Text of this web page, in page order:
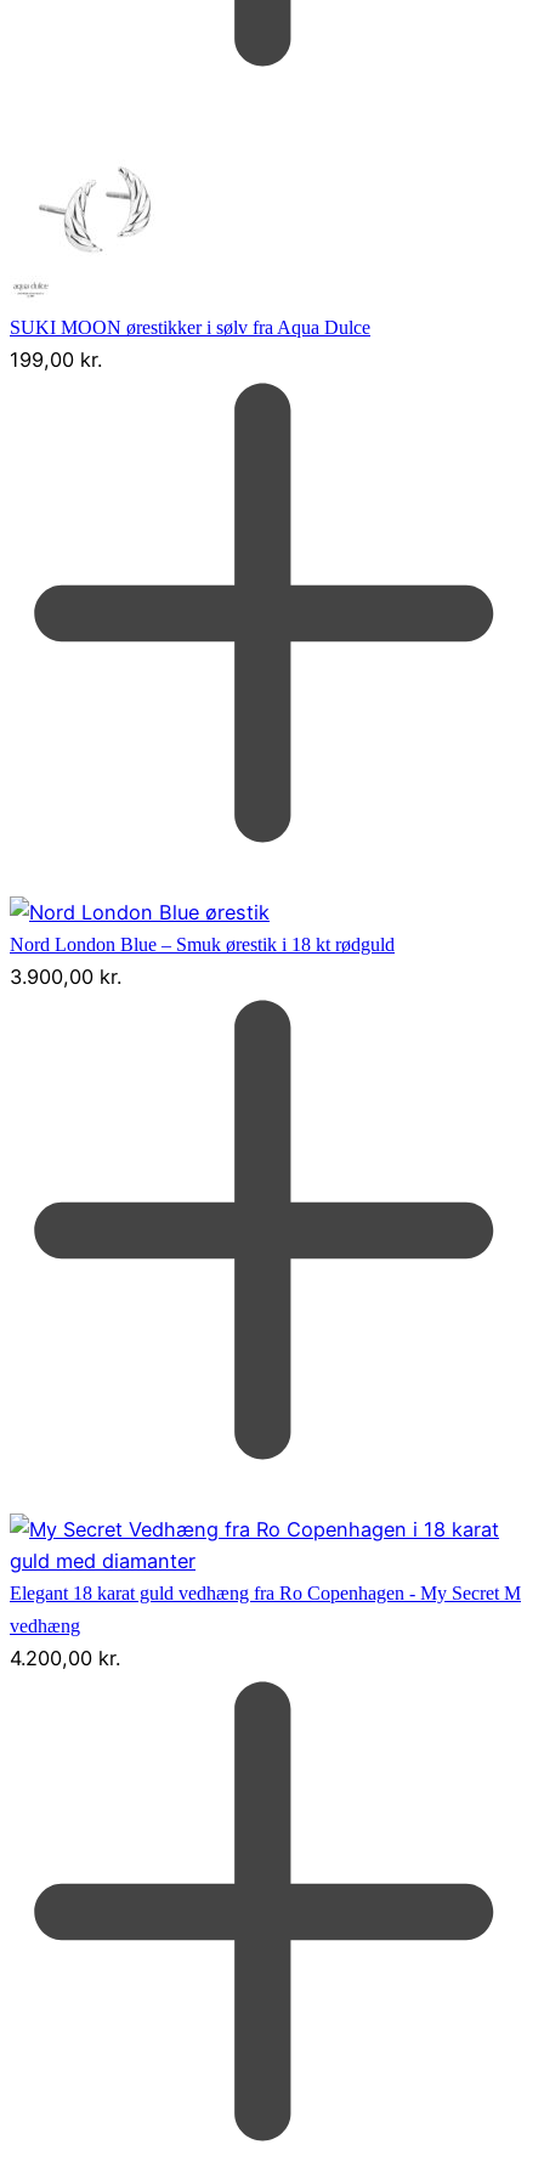
SUKI MOON ørestikker i sølv fra Aqua Dulce
199,00 kr.
Nord London Blue – Smuk ørestik i 18 kt rødguld
3.900,00 kr.
Elegant 18 karat guld vedhæng fra Ro Copenhagen - My Secret M
vedhæng
4.200,00 kr.